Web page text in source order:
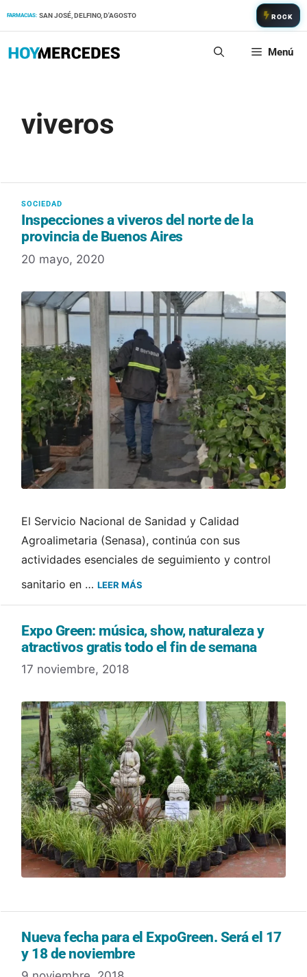
FARMACIAS: SAN JOSÉ, DELFINO, D'AGOSTO ROCK
Menú
viveros
Inspecciones a viveros del norte de la
provincia de Buenos Aires
20 mayo, 2020
El Servicio Nacional de Sanidad y Calidad
Agroalimetaria (Senasa), continúa con sus
actividades esenciales de seguimiento y control
sanitario en … LEER MÁS
Expo Green: música, show, naturaleza y
atractivos gratis todo el fin de semana
17 noviembre, 2018
Nueva fecha para el ExpoGreen. Será el 17
y 18 de noviembre